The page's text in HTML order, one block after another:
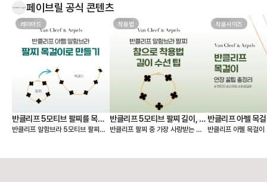
템’이라고 하는지 알 것 같습니다 💎
무엇보다 페이브릴에서 여러 매물을
한 번에 비교할 수 있어서 연식, 컨디
션, 구성품, 가격까지 꼼꼼하게 따져
보고 가장 마음에 드는 제품을 선택
할 수 있었던 점이 좋았습니다. 좋은
첫 반클리프를 기분 좋게 들이게 되
었네요. 오래오래 아껴 차겠습니다!
페이브릴 공식 콘텐츠
레이어드
반클리프 5모티브 팔찌를 목걸
이로 만들기 - 실착비교, 연장체
반클리프 알함브라 5모티브 팔찌를
10모티브 목걸이가 하나 더 생긴 기
착용법
반클리프 5모티브 팔찌 길이, 착
용팁-참으로 착용 vs 길이 수선
반클리프 팔찌 중 가장 사랑받는 제
닉스 모델 등 매장 구매 시 웨이팅 디
착용사이즈
반클리프 아펠 목
총정리
반클리프 아펠 목걸
해 드릴 거예요 ✨ 그중에서도 특히